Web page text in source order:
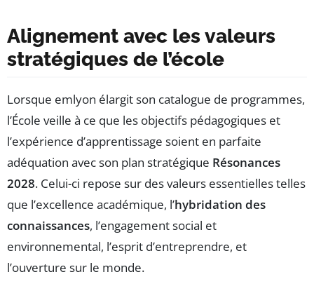
Alignement avec les valeurs
stratégiques de l’école
Lorsque emlyon élargit son catalogue de programmes,
l’École veille à ce que les objectifs pédagogiques et
l’expérience d’apprentissage soient en parfaite
adéquation avec son plan stratégique Résonances
2028. Celui-ci repose sur des valeurs essentielles telles
que l’excellence académique, l’hybridation des
connaissances, l’engagement social et
environnemental, l’esprit d’entreprendre, et
l’ouverture sur le monde.